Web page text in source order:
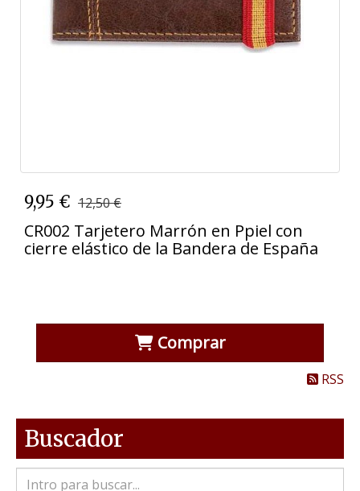
9,95 € 12,50 €
CR002 Tarjetero Marrón en Ppiel con
cierre elástico de la Bandera de España
Comprar
RSS
Buscador